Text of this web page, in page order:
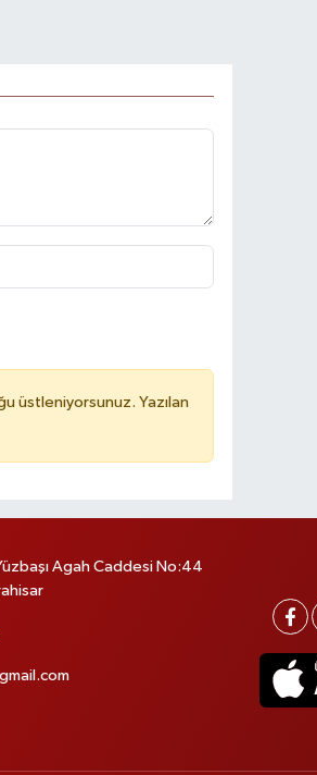
üstleniyorsunuz. Yazılan
Agah Caddesi No:44